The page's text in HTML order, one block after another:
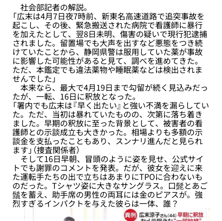
社会部記者の解説。
「広末は4月7日夜7時前、新東名高速道路で追突事故を
起こし、その後、緊急搬送された病院で看護師に暴行
を加えたとして、翌8日未明、傷害の疑いで現行犯逮捕
されました。留置場でも大声を出すなど悪態をつき続
けていたことから、静岡県警は服用していた薬が事故
に影響した可能性があると見て、調べを進めてきた。
ただ、本鑑定でも違法薬物や睡眠薬などは検出されま
せんでした」
本来なら、最大で4月19日まで勾留が続く見込みだっ
たが、一転、16日に釈放となった。
「署内でも広末は『早く出たい』と強い不満を漏らしてい
た。ただ、当初は暴れていたものの、次第に落ち着き
ました。早期の釈放に至った背景として、被害者の看
護師との示談成立も大きかった。相場よりも多額の示
談金を支払ったこともあり、スンナリ進んだと見られ
ます」（捜査関係者）
そして16日早朝、冒頭のように姿を見せ、公式サイ
トでも謝罪のコメントを発表。だが、彼女を迎えに来
た運転手たちの出で立ちはあまりにTPOに合わないも
のだった。Tシャツ姿に大きなサングラス。口髭とあご
鬚を蓄え、助手席の男性の両耳には金のピアスが。強
烈すぎるインパクトを与えた彼らは一体、誰？